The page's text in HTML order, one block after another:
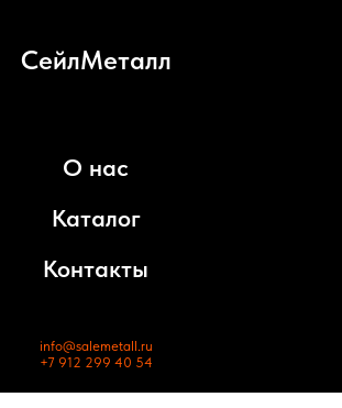
СейлМеталл
О нас
Каталог
Контакты
info@salemetall.ru
+7 912 299 40 54